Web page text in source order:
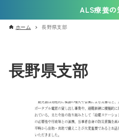
ALS療養の
ホーム 長野県支部
長野県支部